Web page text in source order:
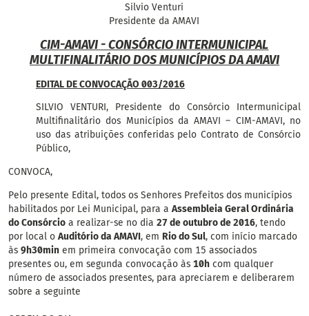
Silvio Venturi
Presidente da AMAVI
CIM-AMAVI - CONSÓRCIO INTERMUNICIPAL
MULTIFINALITÁRIO DOS MUNICÍPIOS DA AMAVI
EDITAL DE CONVOCAÇÃO 003/2016
SILVIO VENTURI, Presidente do Consórcio Intermunicipal
Multifinalitário dos Municípios da AMAVI – CIM-AMAVI, no
uso das atribuições conferidas pelo Contrato de Consórcio
Público,
CONVOCA,
Pelo presente Edital, todos os Senhores Prefeitos dos municípios
habilitados por Lei Municipal, para a Assembleia Geral Ordinária
do Consórcioa realizar-se no dia 27 de outubro de 2016, tendo
por local o Auditório da AMAVI, em Rio do Sul, com início marcado
às 9h30minem primeira convocação com 15 associados
presentes ou, em segunda convocação às 10hcom qualquer
número de associados presentes, para apreciarem e deliberarem
sobre a seguinte